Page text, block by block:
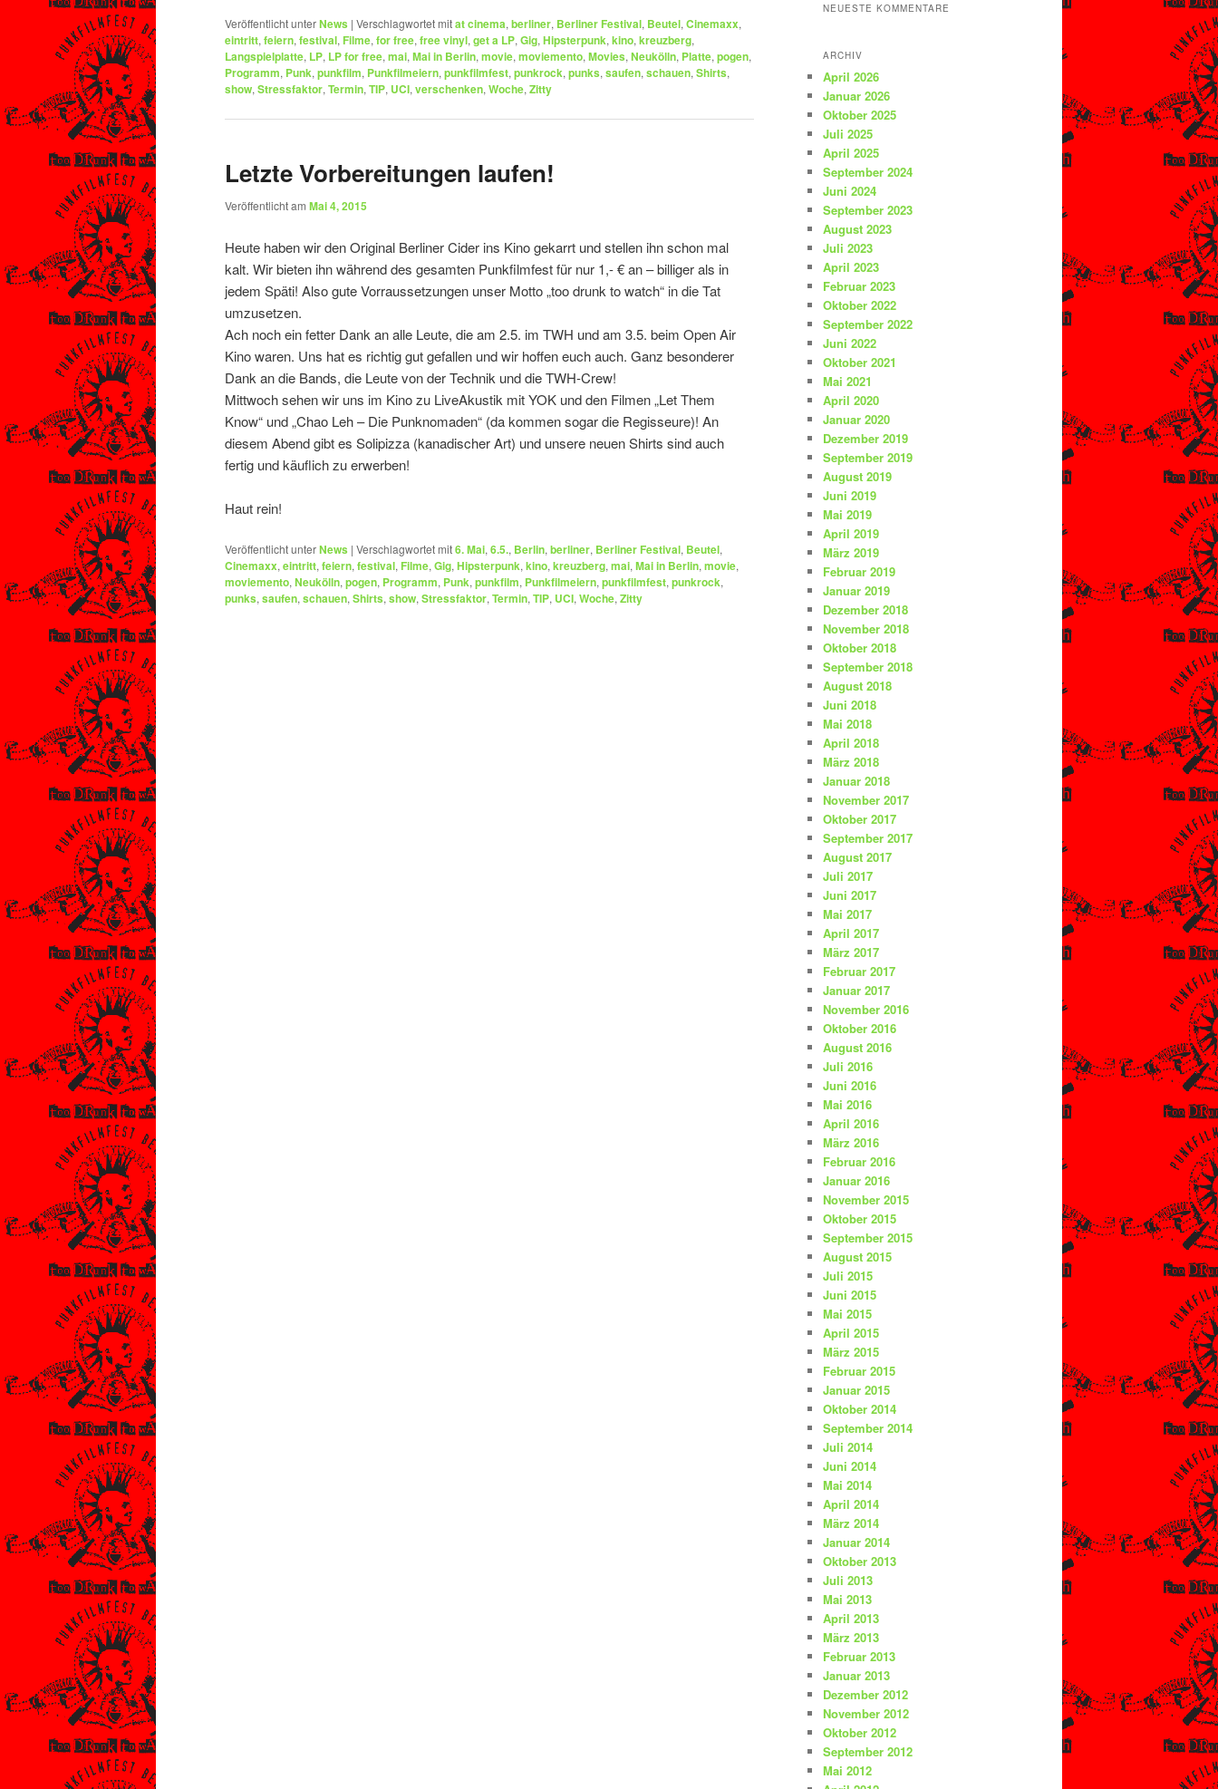
Veröffentlicht unterNews | Verschlagwortet mitat cinema, berliner, Berliner Festival, Beutel, Cinemaxx,
eintritt, feiern, festival, Filme, for free, free vinyl, get a LP, Gig, Hipsterpunk, kino, kreuzberg,
Langspielplatte, LP, LP for free, mai, Mai in Berlin, movie, moviemento, Movies, Neukölln, Platte, pogen,
Programm, Punk, punkfilm, Punkfilmeiern, punkfilmfest, punkrock, punks, saufen, schauen, Shirts,
show, Stressfaktor, Termin, TIP, UCI, verschenken, Woche, Zitty
Letzte Vorbereitungen laufen!
Veröffentlicht am Mai 4, 2015
Heute haben wir den Original Berliner Cider ins Kino gekarrt und stellen ihn schon mal
kalt. Wir bieten ihn während des gesamten Punkfilmfest für nur 1,- € an – billiger als in
jedem Späti! Also gute Vorraussetzungen unser Motto „too drunk to watch“ in die Tat
umzusetzen.
Ach noch ein fetter Dank an alle Leute, die am 2.5. im TWH und am 3.5. beim Open Air
Kino waren. Uns hat es richtig gut gefallen und wir hoffen euch auch. Ganz besonderer
Dank an die Bands, die Leute von der Technik und die TWH-Crew!
Mittwoch sehen wir uns im Kino zu LiveAkustik mit YOK und den Filmen „Let Them
Know“ und „Chao Leh – Die Punknomaden“ (da kommen sogar die Regisseure)! An
diesem Abend gibt es Solipizza (kanadischer Art) und unsere neuen Shirts sind auch
fertig und käuflich zu erwerben!
Haut rein!
Veröffentlicht unterNews | Verschlagwortet mit6. Mai, 6.5., Berlin, berliner, Berliner Festival, Beutel,
Cinemaxx, eintritt, feiern, festival, Filme, Gig, Hipsterpunk, kino, kreuzberg, mai, Mai in Berlin, movie,
moviemento, Neukölln, pogen, Programm, Punk, punkfilm, Punkfilmeiern, punkfilmfest, punkrock,
punks, saufen, schauen, Shirts, show, Stressfaktor, Termin, TIP, UCI, Woche, Zitty
NEUESTE KOMMENTARE
ARCHIV
April 2026
Januar 2026
Oktober 2025
Juli 2025
April 2025
September 2024
Juni 2024
September 2023
August 2023
Juli 2023
April 2023
Februar 2023
Oktober 2022
September 2022
Juni 2022
Oktober 2021
Mai 2021
April 2020
Januar 2020
Dezember 2019
September 2019
August 2019
Juni 2019
Mai 2019
April 2019
März 2019
Februar 2019
Januar 2019
Dezember 2018
November 2018
Oktober 2018
September 2018
August 2018
Juni 2018
Mai 2018
April 2018
März 2018
Januar 2018
November 2017
Oktober 2017
September 2017
August 2017
Juli 2017
Juni 2017
Mai 2017
April 2017
März 2017
Februar 2017
Januar 2017
November 2016
Oktober 2016
August 2016
Juli 2016
Juni 2016
Mai 2016
April 2016
März 2016
Februar 2016
Januar 2016
November 2015
Oktober 2015
September 2015
August 2015
Juli 2015
Juni 2015
Mai 2015
April 2015
März 2015
Februar 2015
Januar 2015
Oktober 2014
September 2014
Juli 2014
Juni 2014
Mai 2014
April 2014
März 2014
Januar 2014
Oktober 2013
Juli 2013
Mai 2013
April 2013
März 2013
Februar 2013
Januar 2013
Dezember 2012
November 2012
Oktober 2012
September 2012
Mai 2012